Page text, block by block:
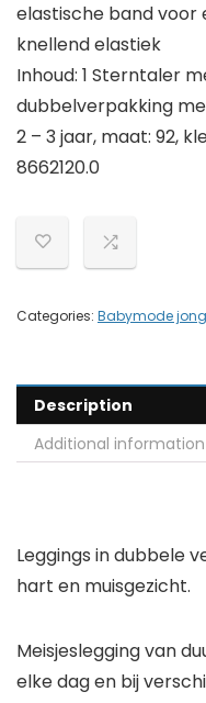
elastische band voor
knellend elastiek
Inhoud: 1 Sterntaler
dubbelverpakking
2 – 3 jaar, maat: 92,
8662120.0
Categories: Babymode
Description
Additional information
Leggings in dubbele
hart en muisgezicht.
Meisjeslegging van
elke dag en bij